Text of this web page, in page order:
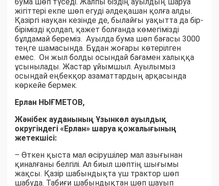
жігіттері екпе шөп егуді әлдеқашан қолға алды.
Қазіргі науқан кезінде де, былайғы уақытта да бір-
бірімізді қолдап, қажет болғанда көмегімізді
бұлдамай береміз. Ауылда бума шөп бағасы 3000
теңге шамасында. Бұдан жоғары көтерілген
емес. Он жыл болды осындай бағамен халыққа
ұсынылады. Жастар ұйымшыл. Ауылымыз
осындай еңбекқор азаматтардың арқасында
көркейе бермек.
Ерлан НЫҒМЕТОВ,
Жәнібек ауданының Ұзынкөл ауылдық
округіндегі «Ерлан» шаруа қожалығының
жетекшісі:
– Өткен қыста мал өсірушілер мал азығынан
қиналғаны белгілі. Ал биыл шөптің шығымы
жақсы. Қазір шабындықта үш трактор шөп
шабуда. Табиғи шабындықтан шөп шауып